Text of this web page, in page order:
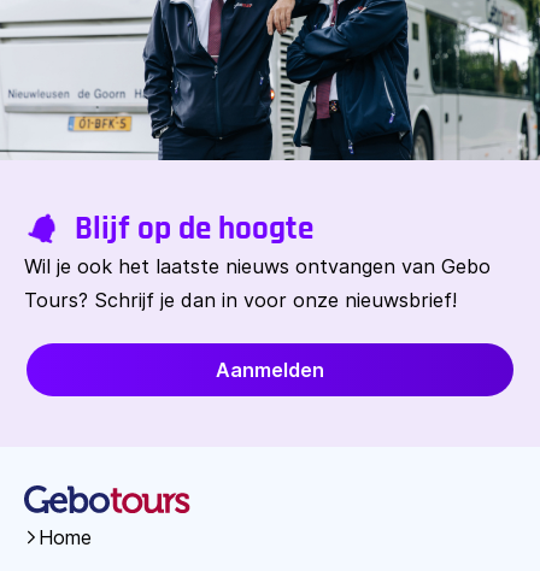
Blijf op de hoogte
Wil je ook het laatste nieuws ontvangen van Gebo
Tours? Schrijf je dan in voor onze nieuwsbrief!
Aanmelden
Home